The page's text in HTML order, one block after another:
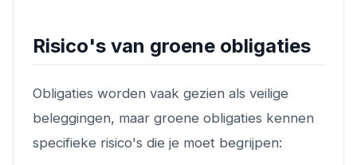
Risico's van groene obligaties
Obligaties worden vaak gezien als veilige
beleggingen, maar groene obligaties kennen
specifieke risico's die je moet begrijpen: